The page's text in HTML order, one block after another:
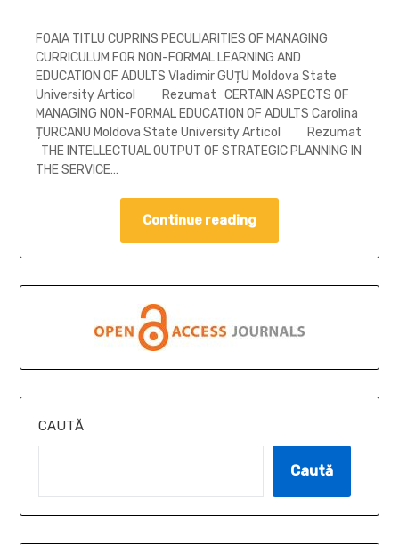
FOAIA TITLU CUPRINS PECULIARITIES OF MANAGING
CURRICULUM FOR NON-FORMAL LEARNING AND
EDUCATION OF ADULTS Vladimir GUȚU Moldova State
University Articol Rezumat CERTAIN ASPECTS OF
MANAGING NON-FORMAL EDUCATION OF ADULTS Carolina
ȚURCANU Moldova State University Articol Rezumat
THE INTELLECTUAL OUTPUT OF STRATEGIC PLANNING IN
THE SERVICE…
Continue reading
CAUTĂ
Caută